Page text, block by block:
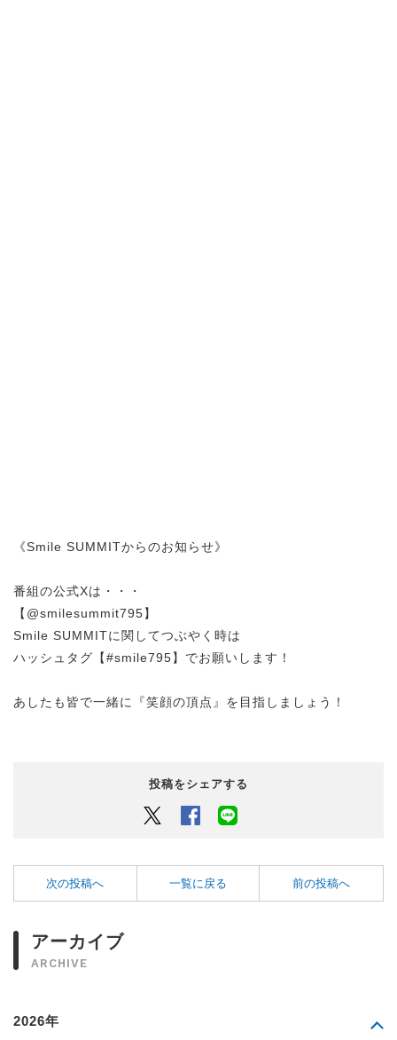
《Smile SUMMITからのお知らせ》
番組の公式Xは・・・
【@smilesummit795】
Smile SUMMITに関してつぶやく時は
ハッシュタグ【#smile795】でお願いします！
あしたも皆で一緒に『笑顔の頂点』を目指しましょう！
投稿をシェアする
Twitter Facebook
次の投稿へ 一覧に戻る 前の投稿へ
アーカイブ
ARCHIVE
2026年